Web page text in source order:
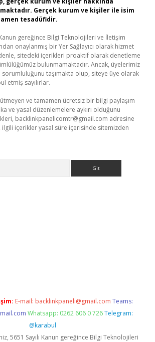
Gerçek kurum ve kişiler ile isim
tesadüfidir.
Kanun gereğince Bilgi Teknolojileri ve İletişim
onaylanmış bir Yer Sağlayıcı olarak hizmet
sitedeki içerikleri proaktif olarak denetleme
bulunmamaktadır. Ancak, üyelerimiz
sorumluluğunu taşımakta olup, siteye üye olarak
etmiş sayılırlar.
ve tamamen ücretsiz bir bilgi paylaşım
ve yasal düzenlemelere aykırı olduğunu
backlinkpanelicomtr@gmail.com adresine
içerikler yasal süre içerisinde sitemizden
E-mail: backlinkpaneli@gmail.com Teams:
Whatsapp: 0262 606 0 726 Telegram:
@karabul
5651 Sayılı Kanun gereğince Bilgi Teknolojileri